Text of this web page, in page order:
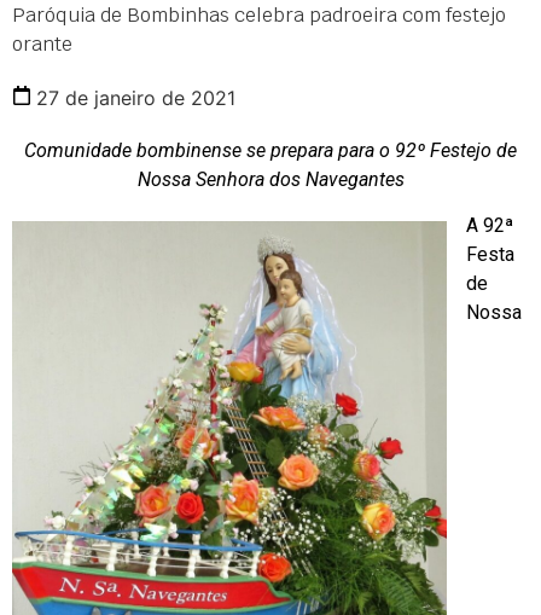
Paróquia de Bombinhas celebra padroeira com festejo
orante
27 de janeiro de 2021
Comunidade bombinense se prepara para o 92º Festejo de
Nossa Senhora dos Navegantes
A 92ª
Festa
de
Nossa